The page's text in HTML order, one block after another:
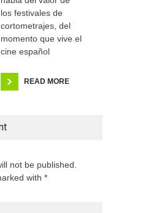
los festivales de
cortometrajes, del
momento que vive el
cine español
READ MORE
not be published.
with *